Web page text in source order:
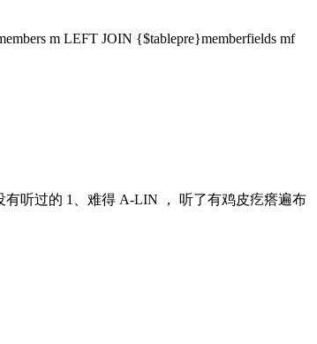
m LEFT JOIN {$tablepre}memberfields mf
听过的 1、难得 A-LIN ， 听了有鸡皮疙瘩遍布